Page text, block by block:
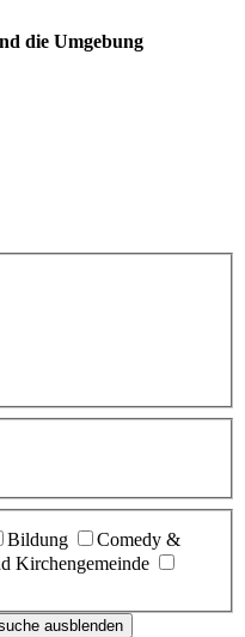
die Umgebung
Bildung
Comedy &
Kirchengemeinde
ausblenden